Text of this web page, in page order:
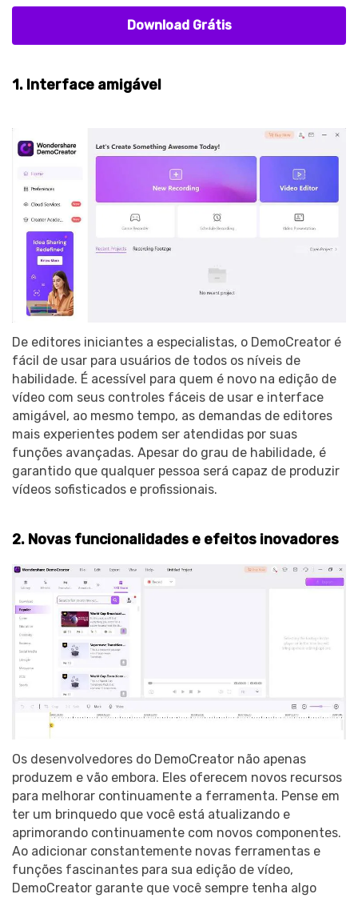
Download Grátis
1. Interface amigável
De editores iniciantes a especialistas, o DemoCreator é
fácil de usar para usuários de todos os níveis de
habilidade. É acessível para quem é novo na edição de
vídeo com seus controles fáceis de usar e interface
amigável, ao mesmo tempo, as demandas de editores
mais experientes podem ser atendidas por suas
funções avançadas. Apesar do grau de habilidade, é
garantido que qualquer pessoa será capaz de produzir
vídeos sofisticados e profissionais.
2. Novas funcionalidades e efeitos inovadores
Os desenvolvedores do DemoCreator não apenas
produzem e vão embora. Eles oferecem novos recursos
para melhorar continuamente a ferramenta. Pense em
ter um brinquedo que você está atualizando e
aprimorando continuamente com novos componentes.
Ao adicionar constantemente novas ferramentas e
funções fascinantes para sua edição de vídeo,
DemoCreator garante que você sempre tenha algo